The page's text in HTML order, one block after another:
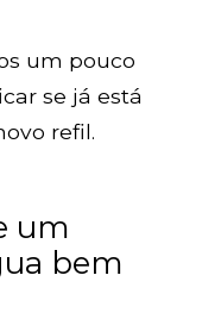
um pouco
se já está
refil.
um
bem